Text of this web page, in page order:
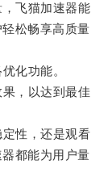
飞猫加速器能
松畅享高质量
化功能。
，以达到最佳
性，还是观看
都能为用户量